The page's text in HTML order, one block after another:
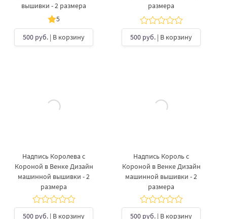
вышивки - 2 размера
5
500 руб. | В корзину
размера
500 руб. | В корзину
Надпись Королева с
Короной в Венке Дизайн
машинной вышивки - 2
размера
500 руб. | В корзину
Надпись Король с
Короной в Венке Дизайн
машинной вышивки - 2
размера
500 руб. | В корзину